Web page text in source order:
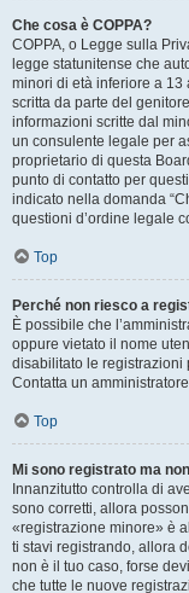
Che cosa è COPPA?
COPPA, o Legge sulla
legge statunitense che
minori di età inferiore a 13
scritta da parte del
informazioni scritte dal
un consulente legale per
proprietario di questa
punto di contatto per
indicato nella domanda
questioni d’ordine legale
Top
Perché non riesco a
È possibile che
oppure vietato il nome
disabilitato le registrazioni
Contatta un
Top
Mi sono registrato ma
Innanzitutto controlla di
sono corretti, allora
«registrazione minore» è
ti stavi registrando, allora
non è il tuo caso, forse
che tutte le nuove